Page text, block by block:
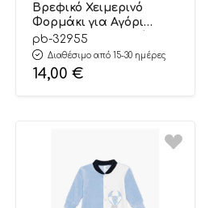
Βρεφικό Χειμερινό
Φορμάκι για Αγόρι
Smile Μπλε Μακρύ
Μανίκι, Ψιλή Πλέξη
Υφάσματος,
Βαμβακερό 100% –
pb-32955
Διαθέσιμο από 15-30 ημέρες
14,00 €